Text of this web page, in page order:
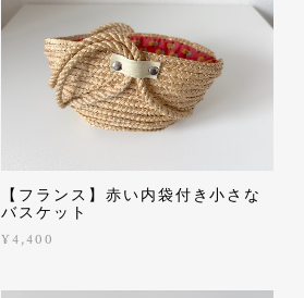
【フランス】赤い内袋付き小さな
バスケット
¥4,400